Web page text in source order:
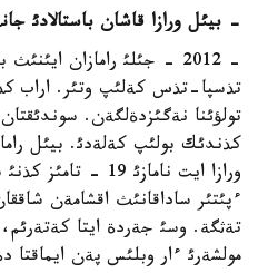
- بيئل ورازا قاشان باستالادئ
تذسپا-تذس كةلئپ وتئر. اراب
كذندئك بولئپ كةلةدئ. بيئل
تةثگة. وسئ جةردة ايتا كةتةرئم،
مولشةرئ ءار وبلئس پةن ايماقتا